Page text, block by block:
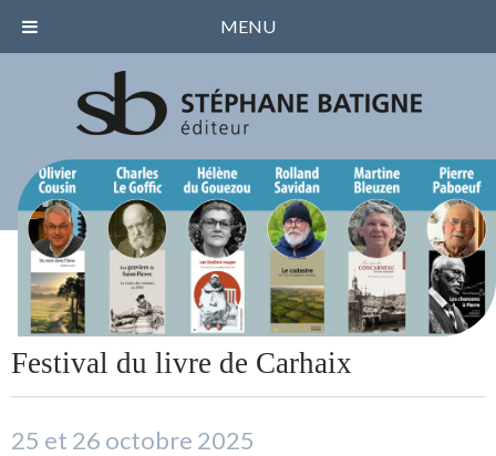
Festival du livre de Carhaix
25 et 26 octobre 2025
MENU